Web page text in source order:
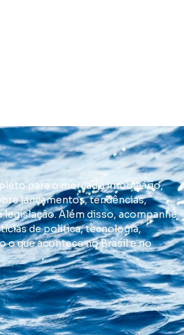
para o mercado imobiliário,
lançamentos, tendências,
Além disso, acompanhe
de política, tecnologia,
o que acontece no Brasil e no